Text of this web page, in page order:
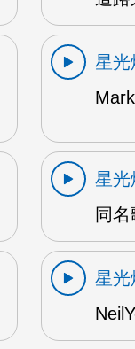
星光
星光
同
星光